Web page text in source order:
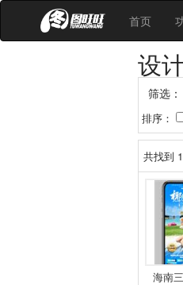
首页
设
筛选：
排序：
共找到
海南